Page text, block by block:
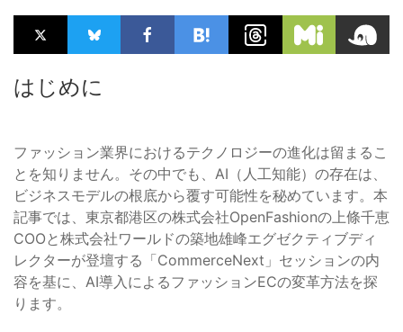
はじめに
ファッション業界におけるテクノロジーの進化は留まるこ
とを知りません。その中でも、AI（人工知能）の存在は、
ビジネスモデルの根底から覆す可能性を秘めています。本
記事では、東京都港区の株式会社OpenFashionの上條千恵
COOと株式会社ワールドの築地雄峰エグゼクティブディ
レクターが登壇する「CommerceNext」セッションの内
容を基に、AI導入によるファッションECの変革方法を探
ります。